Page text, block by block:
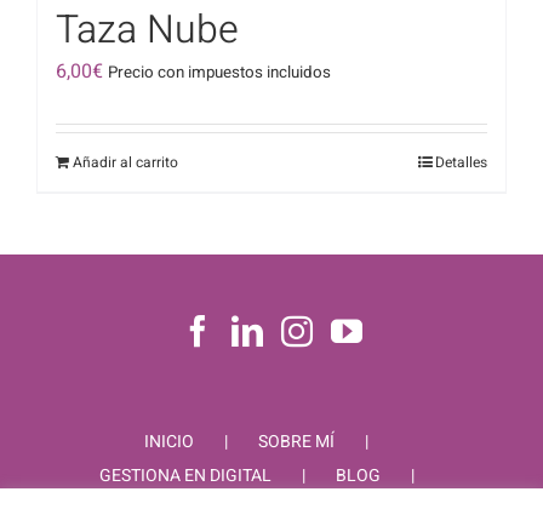
Taza Nube
6,00€ Precio con impuestos incluidos
Añadir al carrito Detalles
INICIO
SOBRE MÍ
GESTIONA EN DIGITAL
BLOG